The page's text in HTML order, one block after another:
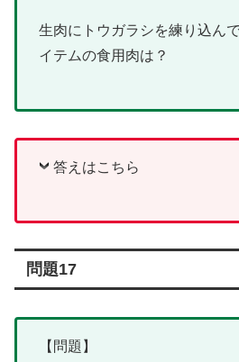
生肉にトウガラシを練り込ん
イテムの食用肉は？
答えはこちら
問題17
【問題】